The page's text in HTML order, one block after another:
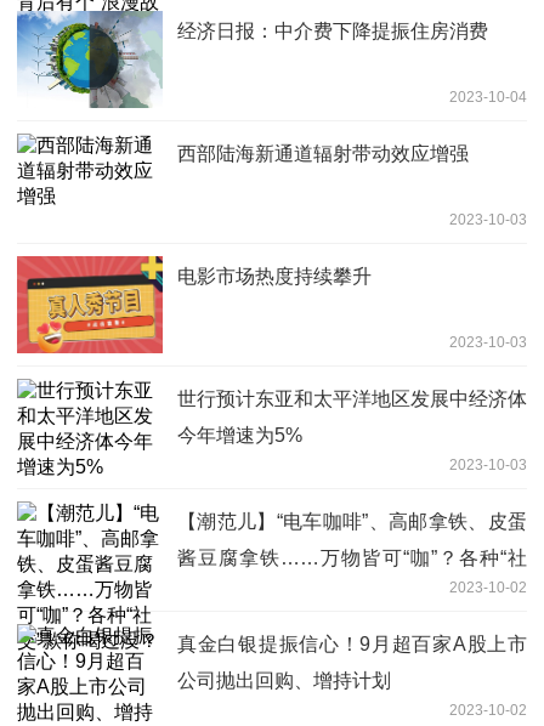
经济日报：中介费下降提振住房消费
2023-10-04
西部陆海新通道辐射带动效应增强
2023-10-03
电影市场热度持续攀升
2023-10-03
世行预计东亚和太平洋地区发展中经济体
今年增速为5%
2023-10-03
【潮范儿】“电车咖啡”、高邮拿铁、皮蛋
酱豆腐拿铁……万物皆可“咖”？各种“社
2023-10-02
真金白银提振信心！9月超百家A股上市
公司抛出回购、增持计划
2023-10-02